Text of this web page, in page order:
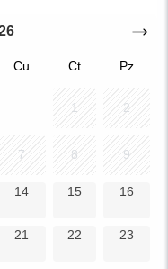
Cu Ct Pz
1 2
7 8 9
14 15 16
21 22 23